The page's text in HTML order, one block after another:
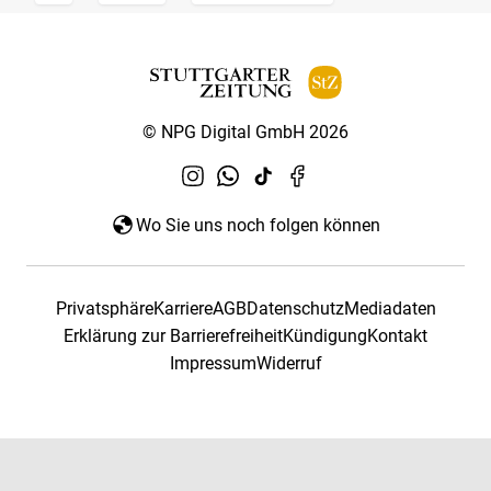
© NPG Digital GmbH 2026
Wo Sie uns noch folgen können
PrivatsphäreKarriereAGBDatenschutzMediadaten
Erklärung zur BarrierefreiheitKündigungKontakt
ImpressumWiderruf